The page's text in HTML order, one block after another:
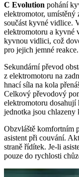
C Evolution pohání
elektromotor, umístěný
součást kyvné vidlice.
elektromotoru a kyvné
kyvnou vidlici, což
pro jejich jemné reakce.
Sekundární převod
z elektromotoru na
hnací síla na kola
Celkový převodový
elektromotoru
jednotka jsou chlazeny
Obzvláště komfortním
asistent při couvání.
straně řídítek. Je-li
pouze do rychlosti